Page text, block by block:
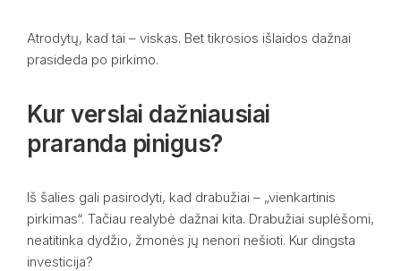
Atrodytų, kad tai – viskas. Bet tikrosios išlaidos dažnai
prasideda po pirkimo.
Kur verslai dažniausiai
praranda pinigus?
Iš šalies gali pasirodyti, kad drabužiai – „vienkartinis
pirkimas“. Tačiau realybė dažnai kita. Drabužiai suplėšomi,
neatitinka dydžio, žmonės jų nenori nešioti. Kur dingsta
investicija?